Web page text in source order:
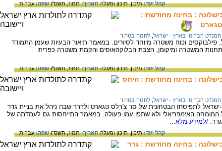
קהל יעד:תיכון,תיכון ומעלהתאריך:תמוז, תשס"ושפה:עברית
: בחינה מחודשת :
המנדט הבריטי בארץ - ישראל לחמה בטרור
פילבוקסים וכוח משטרה מיוחד לסיורים. במאמר תיאור הבעיות שעמן התמודד
המשטרה ומיקומן, הצבת הבלוקהאוסים והקמת משטרה כפרית
קהל יעד:תיכון,תיכון ומעלהתאריך:תמוז, תשס"ושפה:עברית
: בחינה מחודשת : היחס
המנדט הבריטי בארץ - ישראל לחמה בטרור
לתפיסתו הבטחונית של סר צ'רלס טגארט ולדרך שבה ניהל את בניית גדר
המומחה האימפריאלי ולא שתפו עמו פעולה. במאמר התייחסות גם לעמדתה של
/למידע מלא...
קהל יעד:תיכון,תיכון ומעלהתאריך:תמוז, תשס"ושפה:עברית
: בחינה מחודשת : גדר